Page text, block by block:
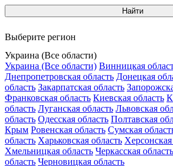
Найти
Выберите регион
Украина (Все области)
Украина (Все области) Винницкая
Днепропетровская область Донецкая
область Закарпатская область
Франковская область Киевская область
область Луганская область Львовская
область Одесская область Полтавская
Крым Ровенская область Сумская
область Харьковская область Херсонская
Хмельницкая область Черкасская область
область Черновицкая область